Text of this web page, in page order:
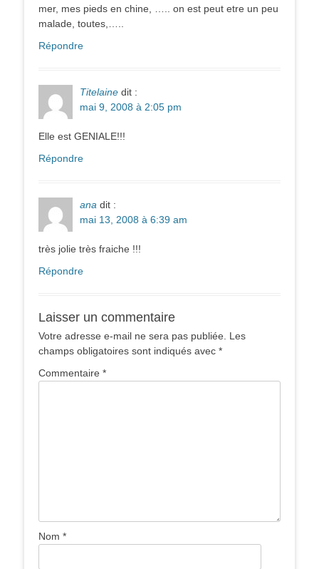
mer, mes pieds en chine, ….. on est peut etre un peu
malade, toutes,…..
Répondre
Titelaine dit :
mai 9, 2008 à 2:05 pm
Elle est GENIALE!!!
Répondre
ana dit :
mai 13, 2008 à 6:39 am
très jolie très fraiche !!!
Répondre
Laisser un commentaire
Votre adresse e-mail ne sera pas publiée.
Les
champs obligatoires sont indiqués avec *
Commentaire *
Nom *